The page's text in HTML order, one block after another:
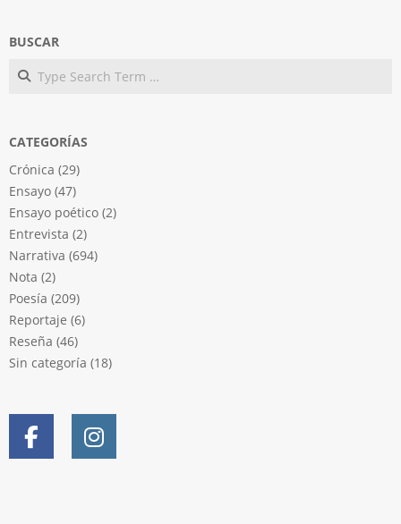
BUSCAR
Search
CATEGORÍAS
Crónica (29)
Ensayo (47)
Ensayo poético (2)
Entrevista (2)
Narrativa (694)
Nota (2)
Poesía (209)
Reportaje (6)
Reseña (46)
Sin categoría (18)